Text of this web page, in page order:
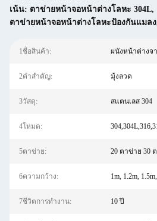
เน้น: ตาข่ายหน้าจอหน้าต่างโลหะ 304L,
ตาข่ายหน้าจอหน้าต่างโลหะป้องกันแมลง
1ชื่อสินค้า: ผนังหน้าต่างจ
2คำสำคัญ: มุ้งลวด
3วัสดุ: สแตนเลส 304
4โหมด:
5ตาข่าย: 20 ตาข่าย 30
6ความกว้าง: 1m, 1.2m,
7ชีวิตการทำงาน: 10 ปี